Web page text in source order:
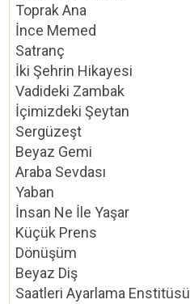
Toprak Ana
İnce Memed
Satranç
İki Şehrin Hikayesi
Vadideki Zambak
İçimizdeki Şeytan
Sergüzeşt
Beyaz Gemi
Araba Sevdası
Yaban
İnsan Ne İle Yaşar
Küçük Prens
Dönüşüm
Beyaz Diş
Saatleri Ayarlama Enstitüsü